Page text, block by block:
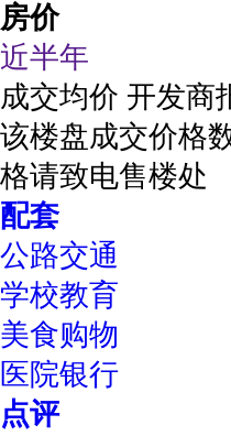
房价
近半年
成交均价 开发商
该楼盘成交价格
格请致电售楼处
配套
公路交通
学校教育
美食购物
医院银行
点评